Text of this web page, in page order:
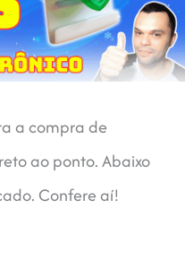
a compra de
ao ponto. Abaixo
Confere aí!